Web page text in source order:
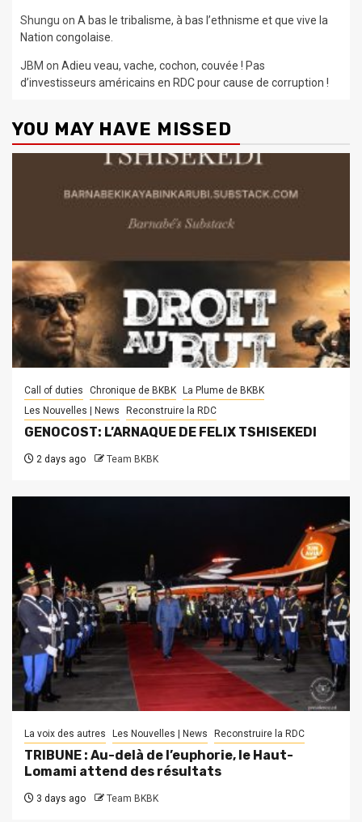
Shungu on A bas le tribalisme, à bas l’ethnisme et que vive la
Nation congolaise.
JBM on Adieu veau, vache, cochon, couvée ! Pas
d’investisseurs américains en RDC pour cause de corruption !
YOU MAY HAVE MISSED
Call of duties Chronique de BKBK
La Plume de BKBK
Les Nouvelles | News
Reconstruire la RDC
GENOCOST: L’ARNAQUE DE FELIX TSHISEKEDI
2 days ago Team BKBK
La voix des autres Les Nouvelles | News Reconstruire la RDC
TRIBUNE : Au-delà de l’euphorie, le Haut-
Lomami attend des résultats
3 days ago Team BKBK